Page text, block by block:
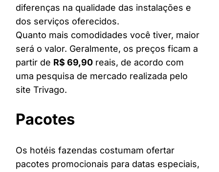
diferenças na qualidade das instalações e
dos serviços oferecidos.
Quanto mais comodidades você tiver, maior
será o valor. Geralmente, os preços ficam a
partir de R$ 69,90 reais, de acordo com
uma pesquisa de mercado realizada pelo
site Trivago.
Pacotes
Os hotéis fazendas costumam ofertar
pacotes promocionais para datas especiais,